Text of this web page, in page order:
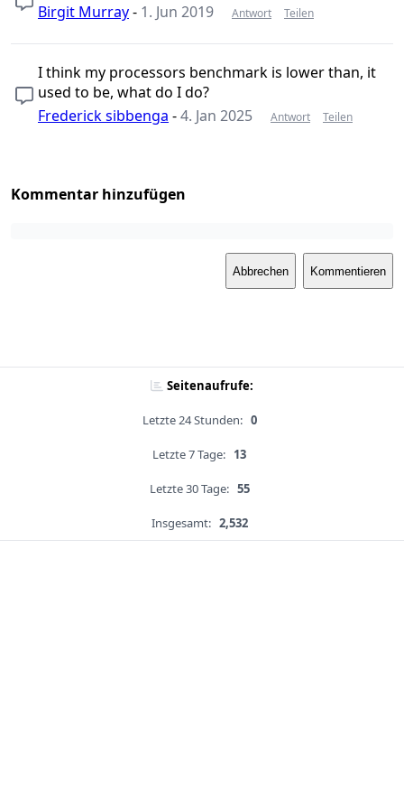
Birgit Murray- 1. Jun 2019 Antwort Teilen
I think my processors benchmark is lower than, it
used to be, what do I do?
Frederick sibbenga -4. Jan 2025 Antwort Teilen
Kommentar hinzufügen
Abbrechen Kommentieren
Seitenaufrufe:
Letzte 24 Stunden: 0
Letzte 7 Tage: 13
Letzte 30 Tage: 55
Insgesamt: 2,532